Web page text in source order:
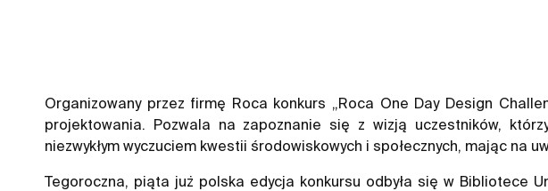
Organizowany przez firmę Roca konkurs „Roca One Day Design
projektowania. Pozwala na zapoznanie się z wizją uczestników,
niezwykłym wyczuciem kwestii środowiskowych i społecznych, mając na
Tegoroczna, piąta już polska edycja konkursu odbyła się w Bibliotece